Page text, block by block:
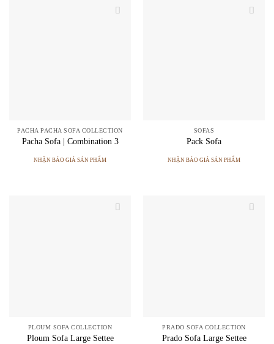
PACHA PACHA SOFA COLLECTION
Pacha Sofa | Combination 3
NHẬN BÁO GIÁ SẢN PHẨM
SOFAS
Pack Sofa
NHẬN BÁO GIÁ SẢN PHẨM
PLOUM SOFA COLLECTION
Ploum Sofa Large Settee
PRADO SOFA COLLECTION
Prado Sofa Large Settee